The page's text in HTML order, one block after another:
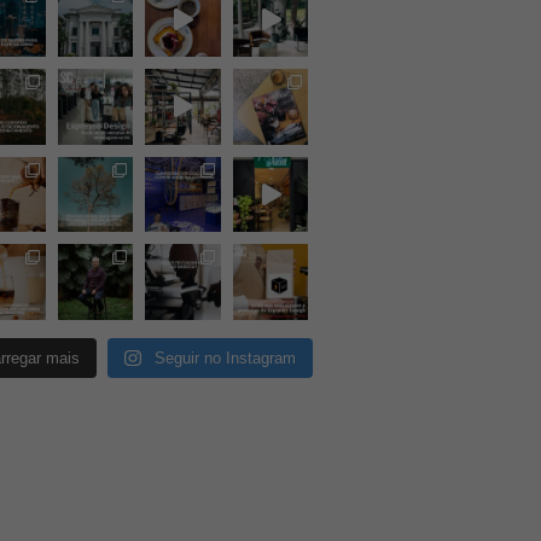
mais Seguir no Instagram